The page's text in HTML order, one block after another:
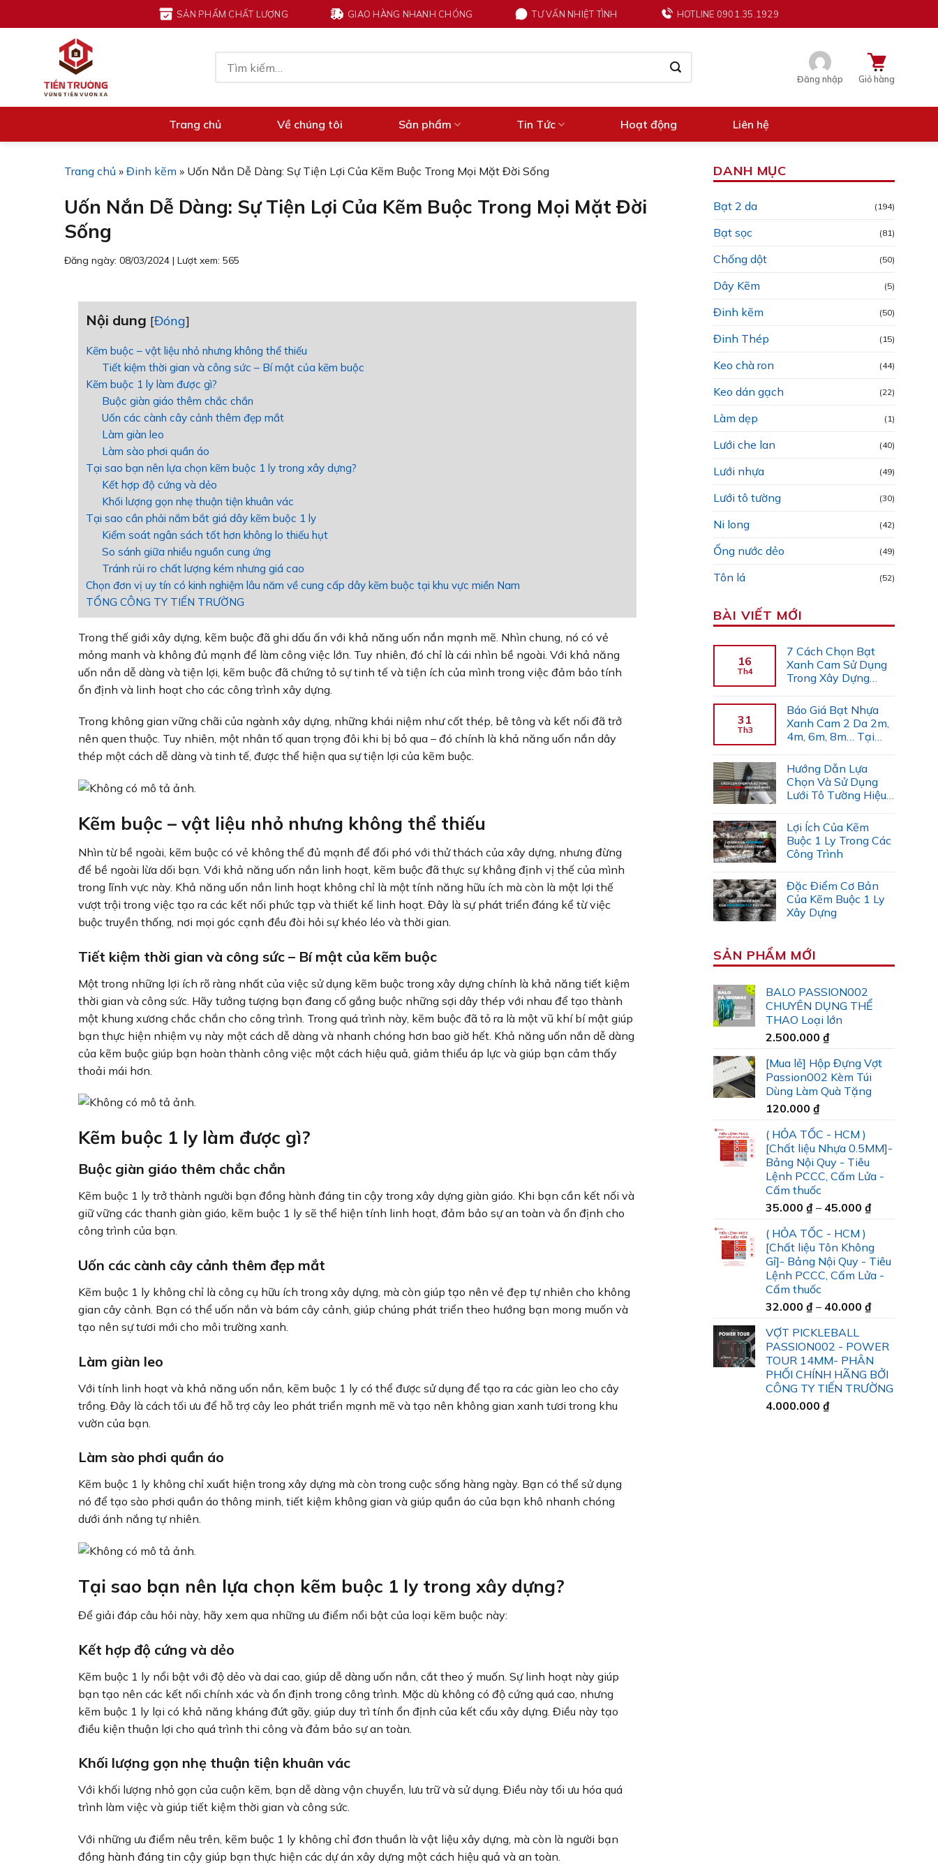
đến
SẢN PHẨM CHẤT LƯỢNG GIAO HÀNG NHANH CHÓNG TƯ VẤN NHIỆT TÌNH HOTLINE 0901.35.1929
kiếm:
Đăng nhập Giỏ hàng
Trang chủ Về chúng tôi Sản phẩm Tin Tức Hoạt động Liên hệ
Trang chủ » Đinh kẽm » Uốn Nắn Dễ Dàng: Sự Tiện Lợi Của Kẽm Buộc Trong Mọi Mặt Đời Sống
Uốn Nắn Dễ Dàng: Sự Tiện Lợi Của Kẽm Buộc Trong Mọi Mặt Đời
Sống
Đăng ngày: 08/03/2024 | Lượt xem: 565
Nội dung [Đóng]
Kẽm buộc – vật liệu nhỏ nhưng không thể thiếu
Tiết kiệm thời gian và công sức – Bí mật của kẽm buộc
Kẽm buộc 1 ly làm được gì?
Buộc giàn giáo thêm chắc chắn
Uốn các cành cây cảnh thêm đẹp mắt
Làm giàn leo
Làm sào phơi quần áo
Tại sao bạn nên lựa chọn kẽm buộc 1 ly trong xây dựng?
Kết hợp độ cứng và dẻo
Khối lượng gọn nhẹ thuận tiện khuân vác
Tại sao cần phải nắm bắt giá dây kẽm buộc 1 ly
Kiểm soát ngân sách tốt hơn không lo thiếu hụt
So sánh giữa nhiều nguồn cung ứng
Tránh rủi ro chất lượng kém nhưng giá cao
Chọn đơn vị uy tín có kinh nghiệm lâu năm về cung cấp dây kẽm buộc tại khu vực miền Nam
TỔNG CÔNG TY TIẾN TRƯỜNG
Trong thế giới xây dựng, kẽm buộc đã ghi dấu ấn với khả năng uốn nắn mạnh mẽ. Nhìn chung, nó có vẻ
mỏng manh và không đủ mạnh để làm công việc lớn. Tuy nhiên, đó chỉ là cái nhìn bề ngoài. Với khả năng
uốn nắn dễ dàng và tiện lợi, kẽm buộc đã chứng tỏ sự tinh tế và tiện ích của mình trong việc đảm bảo tính
ổn định và linh hoạt cho các công trình xây dựng.
Trong không gian vững chãi của ngành xây dựng, những khái niệm như cốt thép, bê tông và kết nối đã trở
nên quen thuộc. Tuy nhiên, một nhân tố quan trọng đôi khi bị bỏ qua – đó chính là khả năng uốn nắn dây
thép một cách dễ dàng và tinh tế, được thể hiện qua sự tiện lợi của kẽm buộc.
Kẽm buộc – vật liệu nhỏ nhưng không thể thiếu
Nhìn từ bề ngoài, kẽm buộc có vẻ không thể đủ mạnh để đối phó với thử thách của xây dựng, nhưng đừng
để bề ngoài lừa dối bạn. Với khả năng uốn nắn linh hoạt, kẽm buộc đã thực sự khẳng định vị thế của mình
trong lĩnh vực này. Khả năng uốn nắn linh hoạt không chỉ là một tính năng hữu ích mà còn là một lợi thế
vượt trội trong việc tạo ra các kết nối phức tạp và thiết kế linh hoạt. Đây là sự phát triển đáng kể từ việc
buộc truyền thống, nơi mọi góc cạnh đều đòi hỏi sự khéo léo và thời gian.
Tiết kiệm thời gian và công sức – Bí mật của kẽm buộc
Một trong những lợi ích rõ ràng nhất của việc sử dụng kẽm buộc trong xây dựng chính là khả năng tiết kiệm
thời gian và công sức. Hãy tưởng tượng bạn đang cố gắng buộc những sợi dây thép với nhau để tạo thành
một khung xương chắc chắn cho công trình. Trong quá trình này, kẽm buộc đã tỏ ra là một vũ khí bí mật giúp
bạn thực hiện nhiệm vụ này một cách dễ dàng và nhanh chóng hơn bao giờ hết. Khả năng uốn nắn dễ dàng
của kẽm buộc giúp bạn hoàn thành công việc một cách hiệu quả, giảm thiểu áp lực và giúp bạn cảm thấy
thoải mái hơn.
Kẽm buộc 1 ly làm được gì?
Buộc giàn giáo thêm chắc chắn
Kẽm buộc 1 ly trở thành người bạn đồng hành đáng tin cậy trong xây dựng giàn giáo. Khi bạn cần kết nối và
giữ vững các thanh giàn giáo, kẽm buộc 1 ly sẽ thể hiện tính linh hoạt, đảm bảo sự an toàn và ổn định cho
công trình của bạn.
Uốn các cành cây cảnh thêm đẹp mắt
Kẽm buộc 1 ly không chỉ là công cụ hữu ích trong xây dựng, mà còn giúp tạo nên vẻ đẹp tự nhiên cho không
gian cây cảnh. Bạn có thể uốn nắn và bám cây cảnh, giúp chúng phát triển theo hướng bạn mong muốn và
tạo nên sự tươi mới cho môi trường xanh.
Làm giàn leo
Với tính linh hoạt và khả năng uốn nắn, kẽm buộc 1 ly có thể được sử dụng để tạo ra các giàn leo cho cây
trồng. Đây là cách tối ưu để hỗ trợ cây leo phát triển mạnh mẽ và tạo nên không gian xanh tươi trong khu
vườn của bạn.
Làm sào phơi quần áo
Kẽm buộc 1 ly không chỉ xuất hiện trong xây dựng mà còn trong cuộc sống hàng ngày. Bạn có thể sử dụng
nó để tạo sào phơi quần áo thông minh, tiết kiệm không gian và giúp quần áo của bạn khô nhanh chóng
dưới ánh nắng tự nhiên.
Tại sao bạn nên lựa chọn kẽm buộc 1 ly trong xây dựng?
Để giải đáp câu hỏi này, hãy xem qua những ưu điểm nổi bật của loại kẽm buộc này:
Kết hợp độ cứng và dẻo
Kẽm buộc 1 ly nổi bật với độ dẻo và dai cao, giúp dễ dàng uốn nắn, cắt theo ý muốn. Sự linh hoạt này giúp
bạn tạo nên các kết nối chính xác và ổn định trong công trình. Mặc dù không có độ cứng quá cao, nhưng
kẽm buộc 1 ly lại có khả năng kháng đứt gãy, giúp duy trì tính ổn định của kết cấu xây dựng. Điều này tạo
điều kiện thuận lợi cho quá trình thi công và đảm bảo sự an toàn.
Khối lượng gọn nhẹ thuận tiện khuân vác
Với khối lượng nhỏ gọn của cuộn kẽm, bạn dễ dàng vận chuyển, lưu trữ và sử dụng. Điều này tối ưu hóa quá
trình làm việc và giúp tiết kiệm thời gian và công sức.
Với những ưu điểm nêu trên, kẽm buộc 1 ly không chỉ đơn thuần là vật liệu xây dựng, mà còn là người bạn
đồng hành đáng tin cậy giúp bạn thực hiện các dự án xây dựng một cách hiệu quả và an toàn.
DANH MỤC
Bạt 2 da (194)
Bạt sọc (81)
Chống dột (50)
Dây Kẽm (5)
Đinh kẽm (50)
Đinh Thép (15)
Keo chà ron (44)
Keo dán gạch (22)
Làm dẹp (1)
Lưới che lan (40)
Lưới nhựa (49)
Lưới tô tường (30)
Ni long (42)
Ống nước dẻo (49)
Tôn lá (52)
BÀI VIẾT MỚI
16
Th4
7 Cách Chọn Bạt
Xanh Cam Sử Dụng
Trong Xây Dựng
31
Th3
Báo Giá Bạt Nhựa
Xanh Cam 2 Da 2m,
4m, 6m, 8m… Tại
Hướng Dẫn Lựa
Chọn Và Sử Dụng
Lưới Tô Tường Hiệu
Lợi Ích Của Kẽm
Buộc 1 Ly Trong Các
Công Trình
Đặc Điểm Cơ Bản
Của Kẽm Buộc 1 Ly
Xây Dựng
SẢN PHẨM MỚI
BALO PASSION002
CHUYÊN DỤNG THỂ
THAO Loại lớn
2.500.000 ₫
[Mua lẻ] Hộp Đựng Vợt
Passion002 Kèm Túi
Dùng Làm Quà Tặng
120.000 ₫
( HỎA TỐC - HCM )
[Chất liệu Nhựa 0.5MM]-
Bảng Nội Quy - Tiêu
Lệnh PCCC, Cấm Lửa -
Cấm thuốc
35.000 ₫ – 45.000 ₫Khoảng
35.000 ₫
đến
45.000 ₫
( HỎA TỐC - HCM )
[Chất liệu Tôn Không
Gỉ]- Bảng Nội Quy - Tiêu
Lệnh PCCC, Cấm Lửa -
Cấm thuốc
32.000 ₫ – 40.000 ₫Khoảng
32.000 ₫
đến
40.000 ₫
VỢT PICKLEBALL
PASSION002 - POWER
TOUR 14MM- PHÂN
PHỐI CHÍNH HÃNG BỞI
CÔNG TY TIẾN TRƯỜNG
4.000.000 ₫